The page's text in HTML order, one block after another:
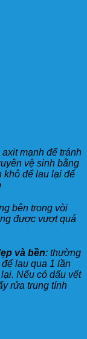
mạnh để tránh
vệ sinh bằng
khô để lau lại để
bên trong vòi
được vượt quá
và bền: thường
lau qua 1 lần
Nếu có dấu vết
rửa trung tính